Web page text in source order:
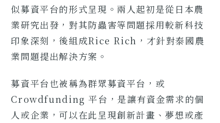
似募資平台的形式呈現。兩人起初是從日本農
業研究出發，對其防蟲害等問題採用較新科技
印象深刻，後組成Rice Rich，才針對泰國農
業問題提出解決方案。
募資平台也被稱為群眾募資平台，或
Crowdfunding 平台，是讓有資金需求的個
人或企業，可以在此呈現創新計畫、夢想或產